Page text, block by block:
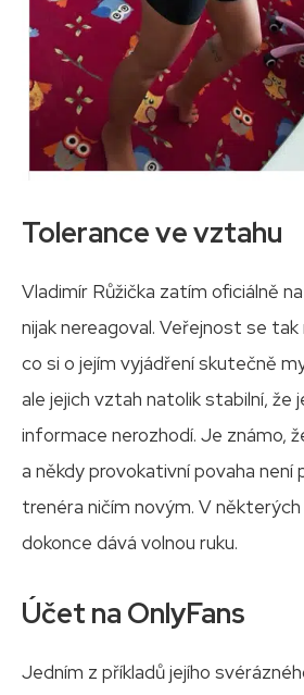
Tolerance ve vztahu
Vladimír Růžička zatím oficiálně
nijak nereagoval. Veřejnost se
co si o jejím vyjádření skutečně
ale jejich vztah natolik stabilní, že
informace nerozhodí. Je známo,
a někdy provokativní povaha není
trenéra ničím novým. V
dokonce dává volnou ruku.
Účet na OnlyFans
Jedním z příkladů jejího